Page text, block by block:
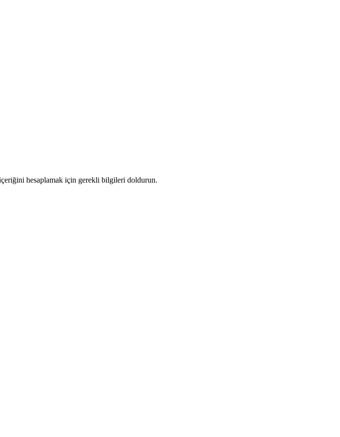
hesaplamak için gerekli bilgileri doldurun.